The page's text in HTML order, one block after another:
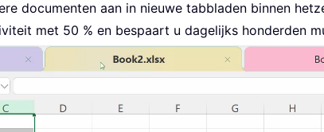
documenten aan in nieuwe tabbladen binnen
met 50 % en bespaart u dagelijks honderden